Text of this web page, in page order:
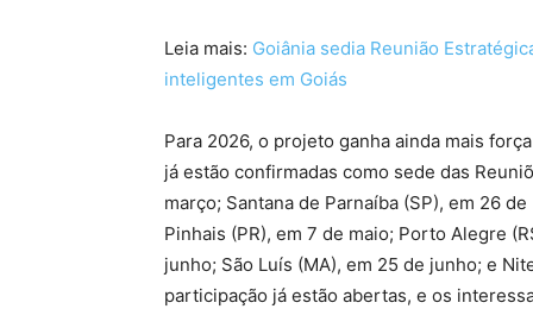
Leia mais: Goiânia sedia Reunião
inteligentes em Goiás
Para 2026, o projeto ganha ainda mais
já estão confirmadas como sede das
março; Santana de Parnaíba (SP), em 26
Pinhais (PR), em 7 de maio; Porto Alegre
junho; São Luís (MA), em 25 de junho; e
participação já estão abertas, e os